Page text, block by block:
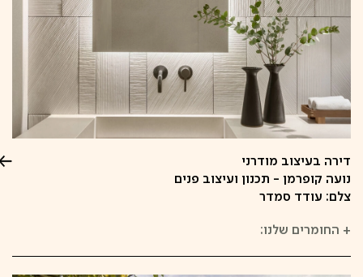
דירה בעיצוב מודרני
נועה קופרמן - תכנון ועיצוב פנים
צלם: עודד סמדר
+ החומרים שלנו: